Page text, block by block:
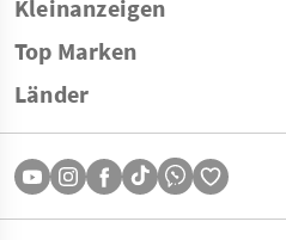
Kleinanzeigen
Top Marken
Länder